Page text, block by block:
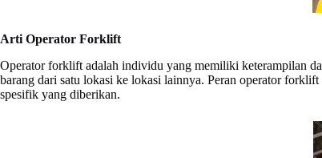
Arti Operator Forklift
Operator forklift adalah individu yang memiliki keterampilan
barang dari satu lokasi ke lokasi lainnya. Peran operator
spesifik yang diberikan.